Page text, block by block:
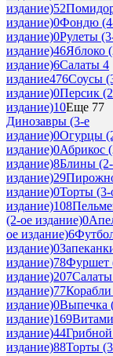
издание)52
издание)0Фондю
издание)0Рулеты
издание)46Яблоко
издание)6Салаты 4
издание476Соусы
издание)0Персик
издание)10Еще 77
Динозавры (3-е
издание)0Огурцы
издание)0Абрикос
издание)8Блины
издание)29
издание)0Торты (3-
издание)108
(2-ое издание)0
ое издание)6
издание)0
издание)78Фуршет
издание)207
издание)77
издание)0Выпечка
издание)169
издание)44
издание)88Торты